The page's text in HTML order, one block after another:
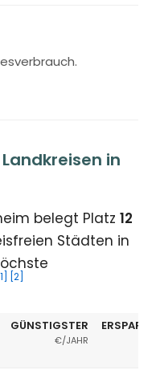
in
belegt Platz12
Städten in
[1] [2]
GÜNSTIGSTER
€/JAHR